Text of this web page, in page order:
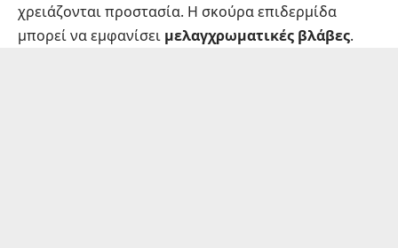
χρειάζονται προστασία. Η σκούρα επιδερμίδα
μπορεί να εμφανίσει μελαγχρωματικές βλάβες.